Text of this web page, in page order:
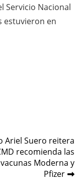
Servicio Nacional
estuvieron en
Ariel Suero reitera
recomienda las
vacunas Moderna y
Pfizer